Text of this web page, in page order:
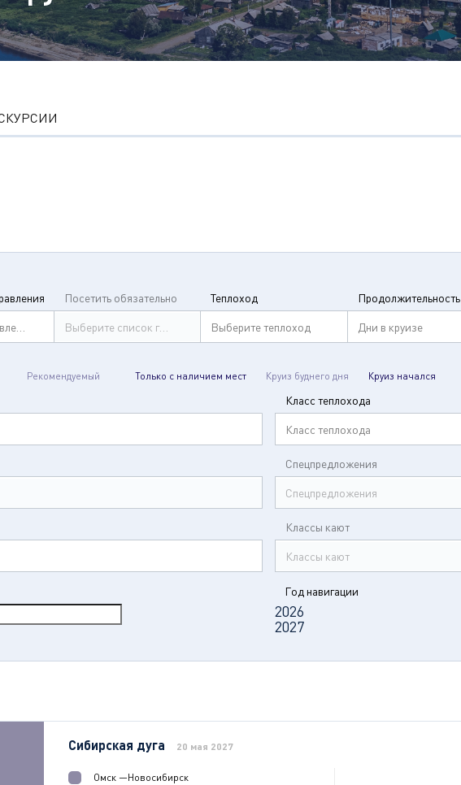
Посетить обязательно
Выберите список городов
Теплоход
Выберите теплоход
Продолжительность
Дни в круизе
Рекомендуемый Только с наличием мест Круиз буднего дня Круиз начался
Класс теплохода
Класс теплохода
Спецпредложения
Спецпредложения
Классы кают
Классы кают
Год навигации
2026
2027
Сибирская дуга 20 мая 2027
Омск —Новосибирск